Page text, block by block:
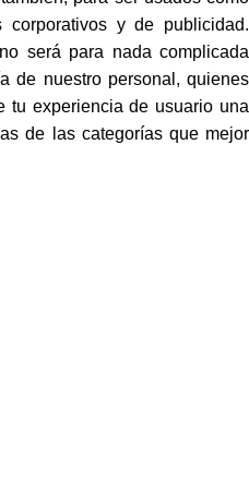
corporativos y de publicidad.
será para nada complicada
de nuestro personal, quienes
tu experiencia de usuario una
de las categorías que mejor